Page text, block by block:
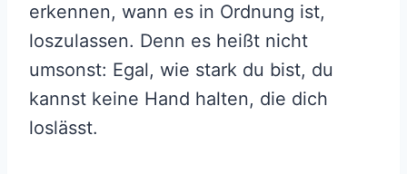
erkennen, wann es in Ordnung ist,
loszulassen. Denn es heißt nicht
umsonst: Egal, wie stark du bist, du
kannst keine Hand halten, die dich
loslässt.